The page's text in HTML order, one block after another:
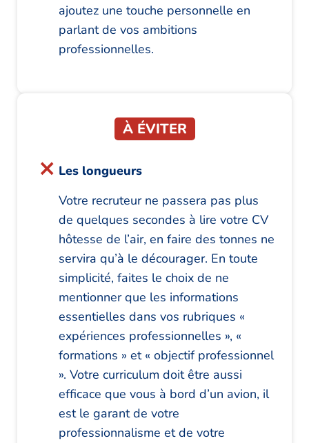
ajoutez une touche personnelle en
parlant de vos ambitions
professionnelles.
À ÉVITER
Les longueurs
Votre recruteur ne passera pas plus
de quelques secondes à lire votre CV
hôtesse de l’air, en faire des tonnes ne
servira qu’à le décourager. En toute
simplicité, faites le choix de ne
mentionner que les informations
essentielles dans vos rubriques «
expériences professionnelles », «
formations » et « objectif professionnel
». Votre curriculum doit être aussi
efficace que vous à bord d’un avion, il
est le garant de votre
professionnalisme et de votre